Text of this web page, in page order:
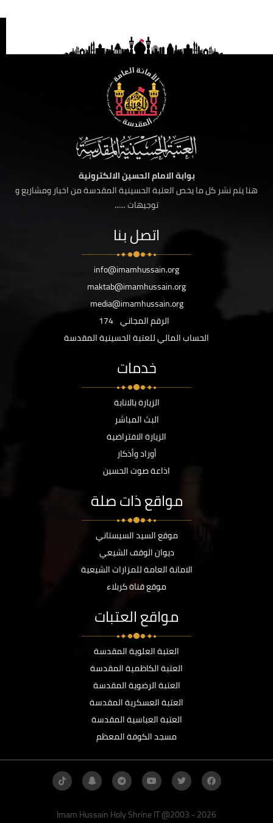
بوابة الامام الحسين الالكترونية
هنا يتم نشر كل ما يخص العتبة الحسينية المقدسة من اخبار ومشاريع و
توجيهات ......
اتصل بنا
info@imamhussain.org
maktab@imamhussain.org
media@imamhussain.org
الرقم المجاني 174
الحساب المالي للعتبة الحسينية المقدسة
خدمات
الزيارة بالانابة
البث المباشر
الزيارة الافتراضية
أوراد وأذكار
اذاعة صوت الحسين
مواقع ذات صلة
موقع السيد السيستاني
ديوان الوقف الشيعي
الامانة العامة للمزارات الشيعية
موقع قناة كربلاء
مواقع العتبات
العتبة العلوية المقدسة
العتبة الكاظمية المقدسة
العتبة الرضوية المقدسة
العتبة العسكرية المقدسة
العتبة العباسية المقدسة
مسجد الكوفة المعظم
Imam Hussain Holy Shrine IT @2003 - 2026